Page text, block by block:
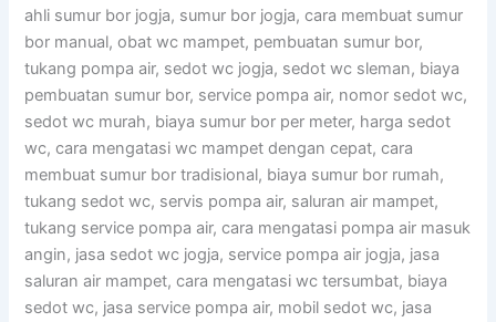
ahli sumur bor jogja, sumur bor jogja, cara membuat sumur
bor manual, obat wc mampet, pembuatan sumur bor,
tukang pompa air, sedot wc jogja, sedot wc sleman, biaya
pembuatan sumur bor, service pompa air, nomor sedot wc,
sedot wc murah, biaya sumur bor per meter, harga sedot
wc, cara mengatasi wc mampet dengan cepat, cara
membuat sumur bor tradisional, biaya sumur bor rumah,
tukang sedot wc, servis pompa air, saluran air mampet,
tukang service pompa air, cara mengatasi pompa air masuk
angin, jasa sedot wc jogja, service pompa air jogja, jasa
saluran air mampet, cara mengatasi wc tersumbat, biaya
sedot wc, jasa service pompa air, mobil sedot wc, jasa